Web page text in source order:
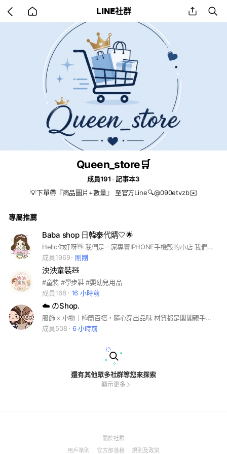
back
to
LINE社群 share
Queen_store🛒
成員191
記事本3
💡下單帶『商品圖片+數量』 至官方Line🔍@090etvzb✉️
專屬推薦
Baba shop 日韓泰代購🤍🌟
Hello你好呀👋 我們是一家專賣IPHONE手機殼的小店 我們的IG🔍baba____shop_ 換上本人頭貼加IG帳號才會審核唷🤍 歡迎你們進來一起買口愛滴殼殼📱
成員1969
剛剛
泱泱童裝🧸
#童裝 #學步鞋 #嬰幼兒用品
成員168
16 小時前
☁️ のShop.
服飾 x 小物｜極簡百搭，隨心穿出品味 材質都是闆闆親手幫你們認證過的唷❗️下單請放心～ 🎀下單後請麻煩耐心等待 商品都是預購～
成員508
6 小時前
還有其他眾多社群等您來探索
顯示更多
關於社群(Open
用戶準則 (Open
官方部落格 (Open
規則及政策(Open